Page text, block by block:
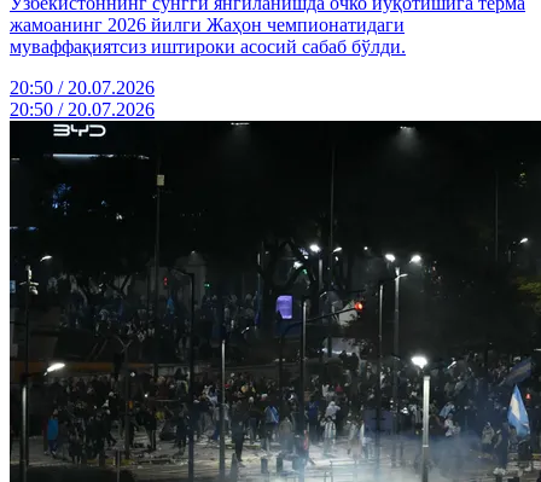
жамоанинг 2026 йилги Жаҳон чемпионатидаги
муваффақиятсиз иштироки асосий сабаб бўлди.
20:50 / 20.07.2026
20:50 / 20.07.2026